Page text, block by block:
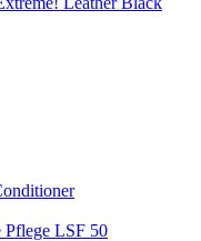
Pflege LSF 50